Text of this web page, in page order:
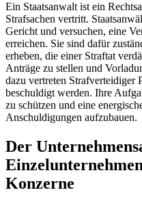
Ein Staatsanwalt ist ein
Strafsachen vertritt.
Gericht und versuchen, eine
erreichen. Sie sind dafür
erheben, die einer Straftat
Anträge zu stellen und
dazu vertreten Strafverteidiger
beschuldigt werden. Ihre
zu schützen und eine
Anschuldigungen aufzubauen.
Der
Konzerne